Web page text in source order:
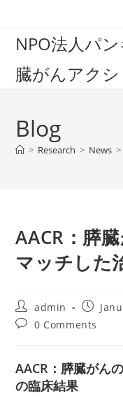
contentNPO法人パ
臓がんアク
Blog
> Research > News >
AACR：膵
マッチした
Post
author:
admin
Post
Post0 Comments
AACR：膵臓がん
の臨床結果